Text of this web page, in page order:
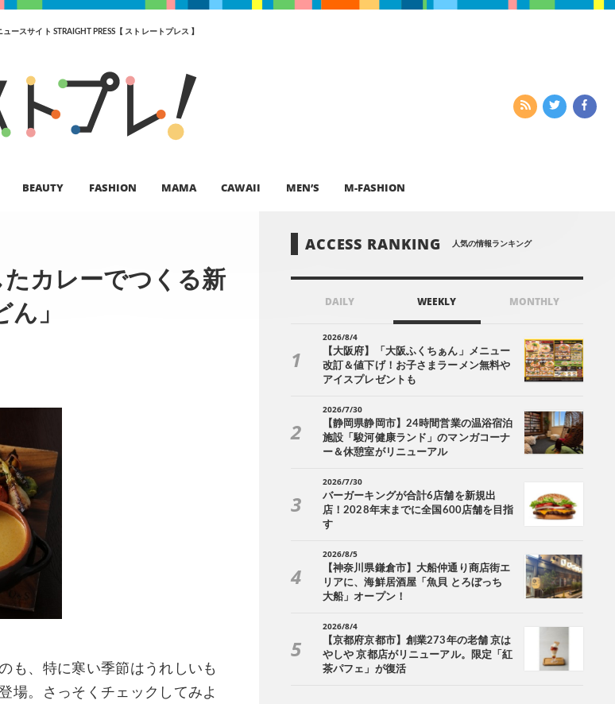
ュースサイト STRAIGHT PRESS【 ストレートプレス 】
BEAUTY FASHION MAMA CAWAII MEN’S M-FASHION
カレーでつくる新
」
も、特に寒い季節はうれしいも
場。さっそくチェックしてみよ
ACCESS RANKING 人気の情報ランキング
DAILY WEEKLY MONTHLY
2026/8/4
【大阪府】「大阪ふくちぁん」メニュー
改訂＆値下げ！お子さまラーメン無料や
アイスプレゼントも
2026/7/30
【静岡県静岡市】24時間営業の温浴宿泊
施設「駿河健康ランド」のマンガコーナ
ー＆休憩室がリニューアル
2026/7/30
バーガーキングが合計6店舗を新規出
店！2028年末までに全国600店舗を目指
す
2026/8/5
【神奈川県鎌倉市】大船仲通り商店街エ
リアに、海鮮居酒屋「魚貝 とろぼっち
大船」オープン！
2026/8/4
【京都府京都市】創業273年の老舗 京は
やしや 京都店がリニューアル。限定「紅
茶パフェ」が復活